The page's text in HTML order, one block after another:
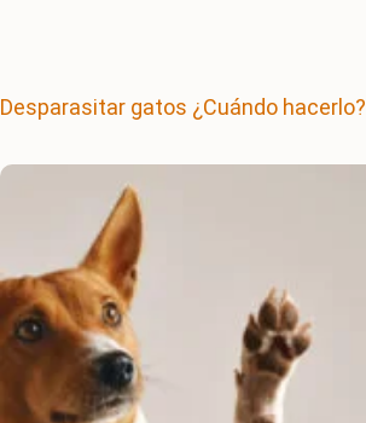
Desparasitar gatos ¿Cuándo hacerlo?